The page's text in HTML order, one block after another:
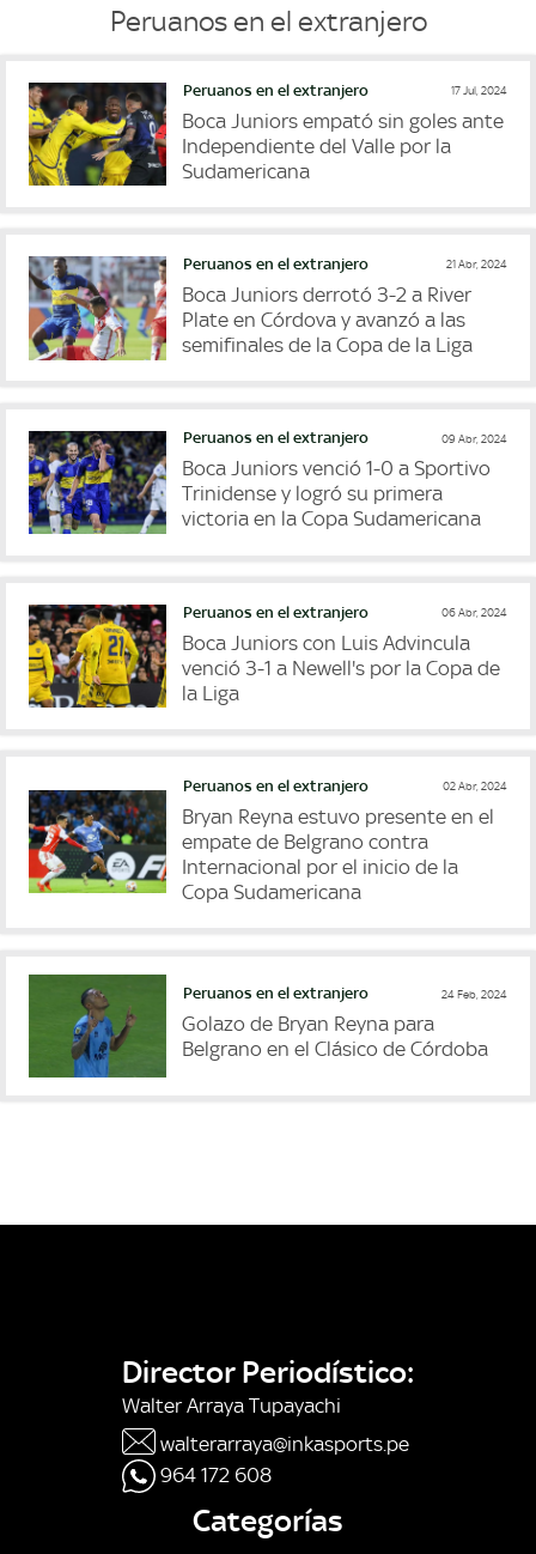
Peruanos en el extranjero
Peruanos en el extranjero 17 Jul, 2024
Boca Juniors empató sin goles ante
Independiente del Valle por la
Sudamericana
Peruanos en el extranjero 21 Abr, 2024
Boca Juniors derrotó 3-2 a River
Plate en Córdova y avanzó a las
semifinales de la Copa de la Liga
Peruanos en el extranjero 09 Abr, 2024
Boca Juniors venció 1-0 a Sportivo
Trinidense y logró su primera
victoria en la Copa Sudamericana
Peruanos en el extranjero 06 Abr, 2024
Boca Juniors con Luis Advincula
venció 3-1 a Newell's por la Copa de
la Liga
Peruanos en el extranjero 02 Abr, 2024
Bryan Reyna estuvo presente en el
empate de Belgrano contra
Internacional por el inicio de la
Copa Sudamericana
Peruanos en el extranjero 24 Feb, 2024
Golazo de Bryan Reyna para
Belgrano en el Clásico de Córdoba
Director Periodístico:
Walter Arraya Tupayachi
walterarraya@inkasports.pe
964 172 608
Categorías